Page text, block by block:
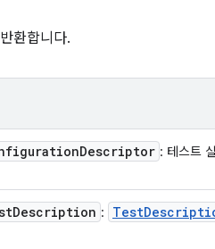
환합니다.
Descriptor : 테스트
Description : Test